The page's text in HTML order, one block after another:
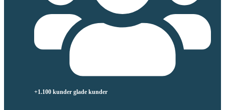
+1.100 kunder glade kunder